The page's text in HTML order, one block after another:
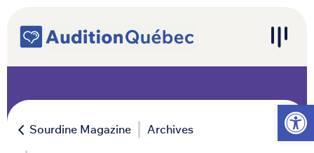
Ouvrir
Navigation principale
Sourdine Magazine Archives